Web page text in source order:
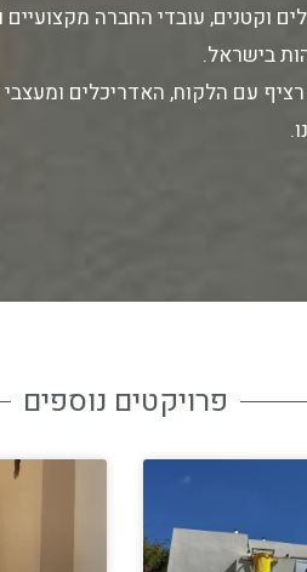
וקטנים, עובדי החברה מקצועיים
בישראל.
עם הלקוח, האדריכלים ומעצבי
פרויקטים נוספים